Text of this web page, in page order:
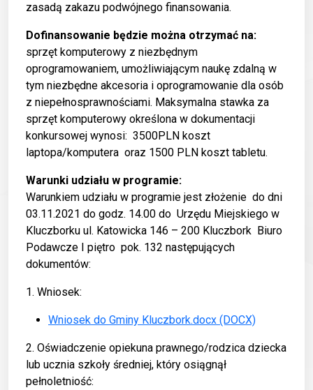
zasadą zakazu podwójnego finansowania.
Dofinansowanie będzie można otrzymać na:
sprzęt komputerowy z niezbędnym
oprogramowaniem, umożliwiającym naukę zdalną w
tym niezbędne akcesoria i oprogramowanie dla osób
z niepełnosprawnościami. Maksymalna stawka za
sprzęt komputerowy określona w dokumentacji
konkursowej wynosi: 3500PLN koszt
laptopa/komputera oraz 1500 PLN koszt tabletu.
Warunki udziału w programie:
Warunkiem udziału w programie jest złożenie do dni
03.11.2021 do godz. 14.00 do Urzędu Miejskiego w
Kluczborku ul. Katowicka 146 – 200 Kluczbork Biuro
Podawcze I piętro pok. 132 następujących
dokumentów:
1. Wniosek:
Wniosek do Gminy Kluczbork.docx (DOCX)
2. Oświadczenie opiekuna prawnego/rodzica dziecka
lub ucznia szkoły średniej, który osiągnął
pełnoletniość: